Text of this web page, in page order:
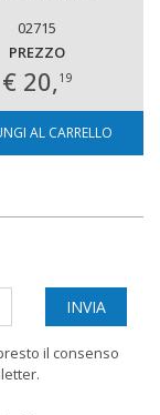
02715
PREZZO
€ 20,19
AL CARRELLO
il consenso